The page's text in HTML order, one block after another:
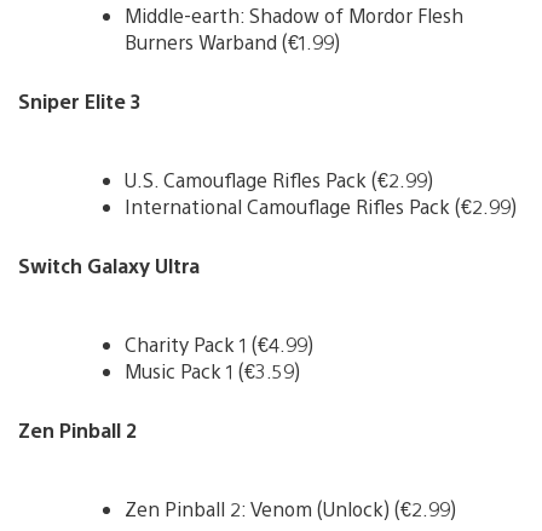
Middle-earth: Shadow of Mordor Flesh
Burners Warband (€1.99)
Sniper Elite 3
U.S. Camouflage Rifles Pack (€2.99)
International Camouflage Rifles Pack (€2.99)
Switch Galaxy Ultra
Charity Pack 1 (€4.99)
Music Pack 1 (€3.59)
Zen Pinball 2
Zen Pinball 2: Venom (Unlock) (€2.99)